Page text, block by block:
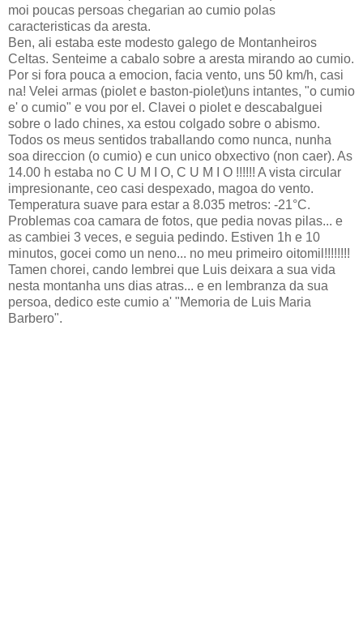
moi poucas persoas chegarian ao cumio polas
caracteristicas da aresta.
Ben, ali estaba este modesto galego de Montanheiros
Celtas. Senteime a cabalo sobre a aresta mirando ao cumio.
Por si fora pouca a emocion, facia vento, uns 50 km/h, casi
na! Velei armas (piolet e baston-piolet)uns intantes, "o cumio
e' o cumio" e vou por el. Clavei o piolet e descabalguei
sobre o lado chines, xa estou colgado sobre o abismo.
Todos os meus sentidos traballando como nunca, nunha
soa direccion (o cumio) e cun unico obxectivo (non caer). As
14.00 h estaba no C U M I O, C U M I O !!!!!! A vista circular
impresionante, ceo casi despexado, magoa do vento.
Temperatura suave para estar a 8.035 metros: -21°C.
Problemas coa camara de fotos, que pedia novas pilas... e
as cambiei 3 veces, e seguia pedindo. Estiven 1h e 10
minutos, gocei como un neno... no meu primeiro oitomil!!!!!!!!
Tamen chorei, cando lembrei que Luis deixara a sua vida
nesta montanha uns dias atras... e en lembranza da sua
persoa, dedico este cumio a' "Memoria de Luis Maria
Barbero".